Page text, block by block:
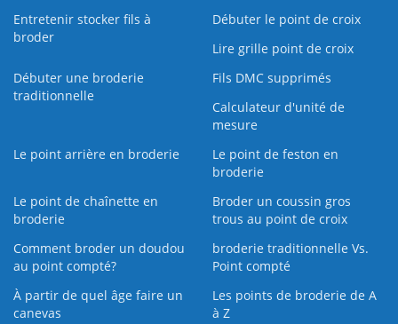
Entretenir stocker fils à
broder
Débuter le point de croix
Lire grille point de croix
Débuter une broderie
traditionnelle
Fils DMC supprimés
Calculateur d'unité de
mesure
Le point arrière en broderie
Le point de feston en
broderie
Le point de chaînette en
broderie
Broder un coussin gros
trous au point de croix
Comment broder un doudou
au point compté?
broderie traditionnelle Vs.
Point compté
À partir de quel âge faire un
canevas
Les points de broderie de A
à Z